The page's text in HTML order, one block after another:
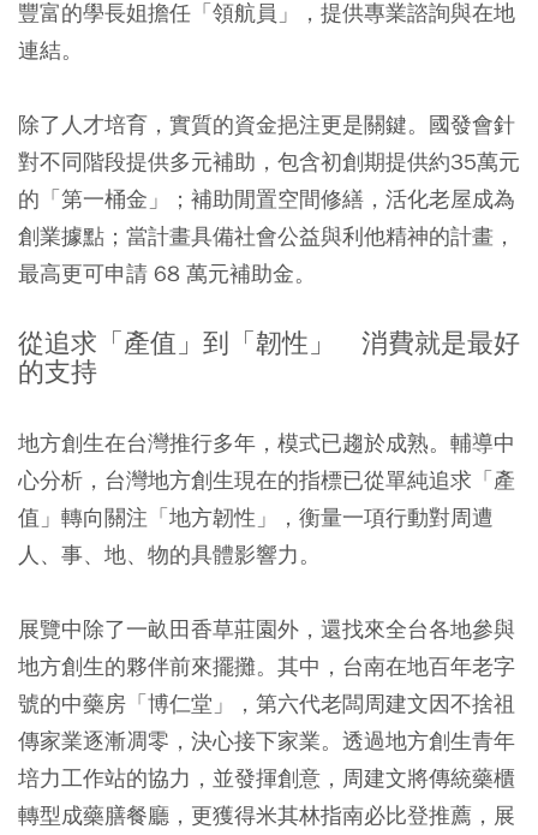
豐富的學長姐擔任「領航員」，提供專業諮詢與在地
連結。
除了人才培育，實質的資金挹注更是關鍵。國發會針
對不同階段提供多元補助，包含初創期提供約35萬元
的「第一桶金」；補助閒置空間修繕，活化老屋成為
創業據點；當計畫具備社會公益與利他精神的計畫，
最高更可申請 68 萬元補助金。
從追求「產值」到「韌性」 消費就是最好
的支持
地方創生在台灣推行多年，模式已趨於成熟。輔導中
心分析，台灣地方創生現在的指標已從單純追求「產
值」轉向關注「地方韌性」，衡量一項行動對周遭
人、事、地、物的具體影響力。
展覽中除了一畝田香草莊園外，還找來全台各地參與
地方創生的夥伴前來擺攤。其中，台南在地百年老字
號的中藥房「博仁堂」，第六代老闆周建文因不捨祖
傳家業逐漸凋零，決心接下家業。透過地方創生青年
培力工作站的協力，並發揮創意，周建文將傳統藥櫃
轉型成藥膳餐廳，更獲得米其林指南必比登推薦，展